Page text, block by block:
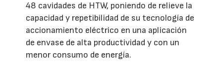
48 cavidades de HTW, poniendo de relieve la
capacidad y repetibilidad de su tecnología de
accionamiento eléctrico en una aplicación
de envase de alta productividad y con un
menor consumo de energía.